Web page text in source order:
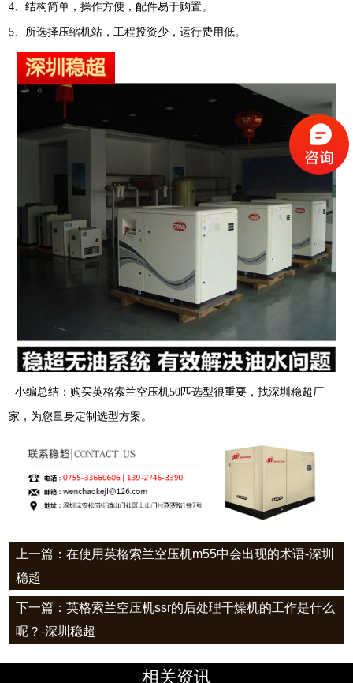
4、结构简单，操作方便，配件易于购置。
5、所选择压缩机站，工程投资少，运行费用低。
小编总结：购买英格索兰空压机50匹选型很重要，找深圳稳超厂
家，为您量身定制选型方案。
上一篇：在使用英格索兰空压机m55中会出现的术语-深圳
稳超
下一篇：英格索兰空压机ssr的后处理干燥机的工作是什么
呢？-深圳稳超
相关资讯